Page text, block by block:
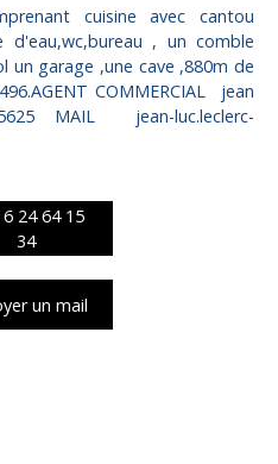
cuisine avec cantou
d'eau,wc,bureau , un comble
un garage ,une cave ,880m de
COMMERCIAL jean
MAIL jean-luc.leclerc-
24 64 15
34
un mail